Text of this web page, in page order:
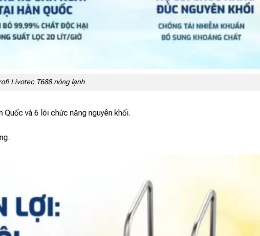
Livotec T688 nóng lạnh
và 6 lõi chức năng nguyên khối.